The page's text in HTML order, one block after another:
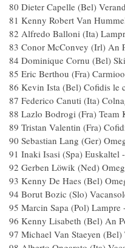
80 Dieter Capelle (Bel)
81 Kenny Robert Van
82 Alfredo Balloni (Ita)
83 Conor McConvey (Irl) An
84 Dominique Cornu (Bel)
85 Eric Berthou (Fra)
86 Kevin Ista (Bel) Cofidis le
87 Federico Canuti (Ita)
88 Lazlo Bodrogi (Fra) Team
89 Tristan Valentin (Fra)
90 Sebastian Lang (Ger)
91 Inaki Isasi (Spa) Euskaltel
92 Gerben Löwik (Ned)
93 Kenny De Haes (Bel)
94 Borut Bozic (Slo)
95 Marcin Sapa (Pol) Lampre
96 Kenny Lisabeth (Bel) An
97 Michael Van Staeyen